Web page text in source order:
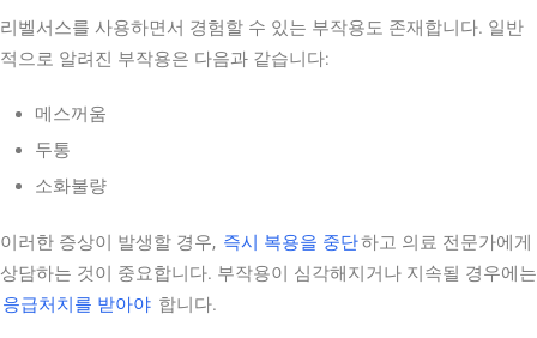
리벨서스를 사용하면서 경험할 수 있는 부작용도 존재합니다. 일반
적으로 알려진 부작용은 다음과 같습니다:
메스꺼움
두통
소화불량
이러한 증상이 발생할 경우, 즉시 복용을 중단하고 의료 전문가에게
상담하는 것이 중요합니다. 부작용이 심각해지거나 지속될 경우에는
응급처치를 받아야 합니다.